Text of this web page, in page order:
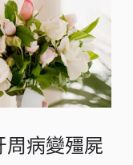
病變殭屍